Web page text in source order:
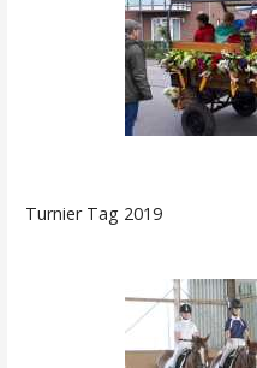
Turnier Tag 2019